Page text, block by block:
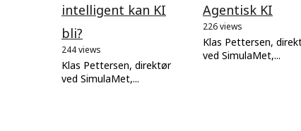
intelligent kan KI
bli?
244 views
Klas Pettersen, direktør
ved SimulaMet,...
Agentisk KI
226 views
Klas Pettersen,
ved SimulaMet,...